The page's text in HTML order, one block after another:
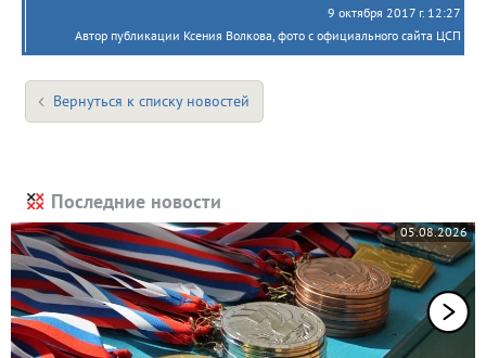
9 октября 2017 г. 12:27
Автор публикации Ксения Волкова, фото с официального сайта ЦСП
Вернуться к списку новостей
Последние новости
05.08.2026